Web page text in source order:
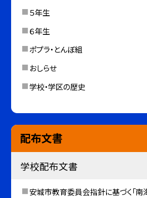
５年生
６年生
ポプラ・とんぼ組
おしらせ
学校・学区の歴史
配布文書
学校配布文書
安城市教育委員会指針に基づく「南